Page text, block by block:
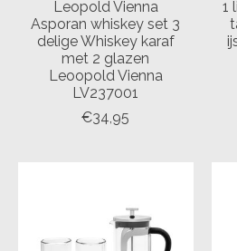
Leopold Vienna
Asporan whiskey set 3
delige Whiskey karaf
met 2 glazen
Leoopold Vienna
LV237001
€34,95
1